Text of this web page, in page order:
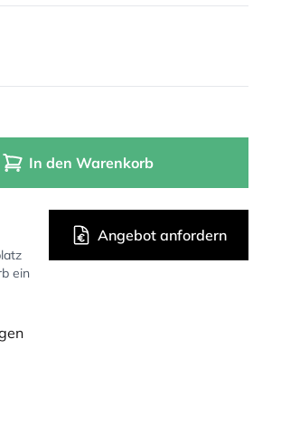
In den Warenkorb
ein
Angebot anfordern